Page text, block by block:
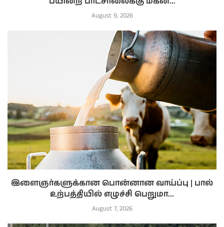
August 9, 2026
இளைஞர்களுக்கான பொன்னான வாய்ப்பு | பால்
உற்பத்தியில் எழுச்சி பெறுமா...
August 7, 2026